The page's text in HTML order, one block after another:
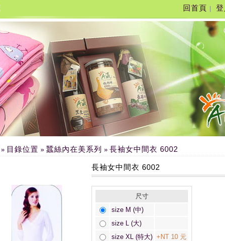
回首頁
» 目錄位置 » 蠶絲內在美系列 » 長袖女中間衣 6002
長袖女中間衣 6002
尺寸
size M (中)
size L (大)
size XL (特大) +NT 10 元